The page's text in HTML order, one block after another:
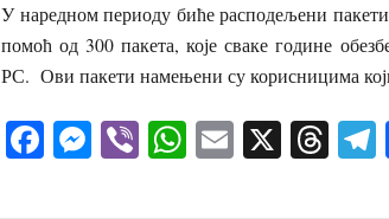
У наредном периоду биће расподељени
помоћ од 300 пакета, које сваке године
РС. Ови пакети намењени су корисницима
Facebook
Messenger
ViberWhatsApp
Email
X